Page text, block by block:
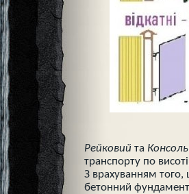
Рейковий та
транспорту по
З врахуванням того,
бетонний